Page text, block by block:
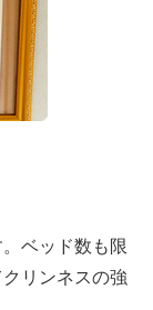
ベッド数も限
リンネスの強